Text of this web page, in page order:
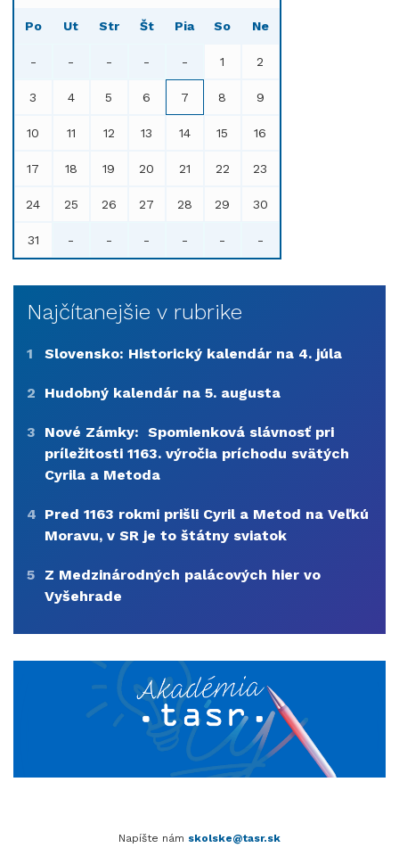
Po Ut Str Št Pia So Ne
- - - - - 1 2
3 4 5 6 7 8 9
10 11 12 13 14 15 16
17 18 19 20 21 22 23
24 25 26 27 28 29 30
31 - - - - - -
Najčítanejšie v rubrike
1 Slovensko: Historický kalendár na 4. júla
2 Hudobný kalendár na 5. augusta
3
Nové Zámky: Spomienková slávnosť pri
príležitosti 1163. výročia príchodu svätých
Cyrila a Metoda
4 Pred 1163 rokmi prišli Cyril a Metod na Veľkú
Moravu, v SR je to štátny sviatok
5
Z Medzinárodných palácových hier vo
Vyšehrade
Napíšte nám skolske@tasr.sk